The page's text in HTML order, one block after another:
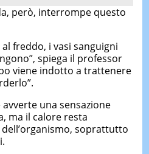
però, interrompe questo
freddo, i vasi sanguigni
spiega il professor
viene indotto a trattenere
una sensazione
ma il calore resta
soprattutto